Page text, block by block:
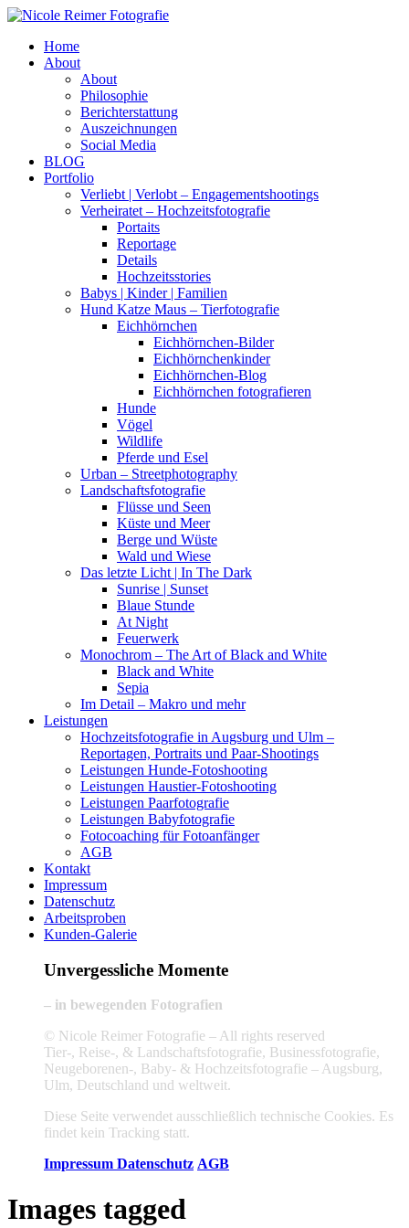
Home
About
About
Philosophie
Berichterstattung
Auszeichnungen
Social Media
BLOG
Portfolio
Verliebt | Verlobt – Engagementshootings
Verheiratet – Hochzeitsfotografie
Portaits
Reportage
Details
Hochzeitsstories
Babys | Kinder | Familien
Hund Katze Maus – Tierfotografie
Eichhörnchen
Eichhörnchen-Bilder
Eichhörnchenkinder
Eichhörnchen-Blog
Eichhörnchen fotografieren
Hunde
Vögel
Wildlife
Pferde und Esel
Urban – Streetphotography
Landschaftsfotografie
Flüsse und Seen
Küste und Meer
Berge und Wüste
Wald und Wiese
Das letzte Licht | In The Dark
Sunrise | Sunset
Blaue Stunde
At Night
Feuerwerk
Monochrom – The Art of Black and White
Black and White
Sepia
Im Detail – Makro und mehr
Leistungen
Hochzeitsfotografie in Augsburg und Ulm –
Reportagen, Portraits und Paar-Shootings
Leistungen Hunde-Fotoshooting
Leistungen Haustier-Fotoshooting
Leistungen Paarfotografie
Leistungen Babyfotografie
Fotocoaching für Fotoanfänger
AGB
Kontakt
Impressum
Datenschutz
Arbeitsproben
Kunden-Galerie
Unvergessliche Momente
– in bewegenden Fotografien
© Nicole Reimer Fotografie – All rights reserved
Tier-, Reise-, & Landschaftsfotografie, Businessfotografie,
Neugeborenen-, Baby- & Hochzeitsfotografie – Augsburg,
Ulm, Deutschland und weltweit.
Diese Seite verwendet ausschließlich technische Cookies. Es
findet kein Tracking statt.
Impressum Datenschutz AGB
Images tagged